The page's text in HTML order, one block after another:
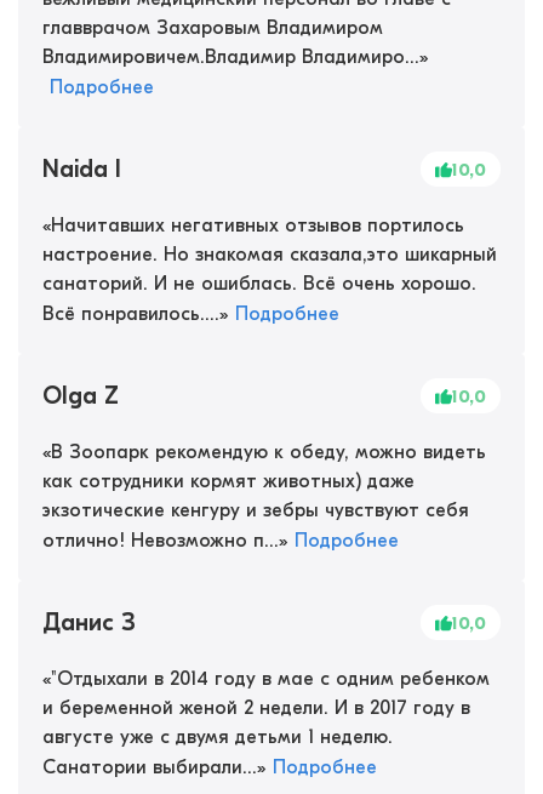
главврачом Захаровым Владимиром
Владимировичем.Владимир Владимиро...»
Подробнее
Naida I 10,0
«Начитавших негативных отзывов портилось
настроение. Но знакомая сказала,это шикарный
санаторий. И не ошиблась. Всё очень хорошо.
Всё понравилось....» Подробнее
Olga Z 10,0
«В Зоопарк рекомендую к обеду, можно видеть
как сотрудники кормят животных) даже
экзотические кенгуру и зебры чувствуют себя
отлично! Невозможно п...» Подробнее
Данис З 10,0
«"Отдыхали в 2014 году в мае с одним ребенком
и беременной женой 2 недели. И в 2017 году в
августе уже с двумя детьми 1 неделю.
Санатории выбирали...» Подробнее